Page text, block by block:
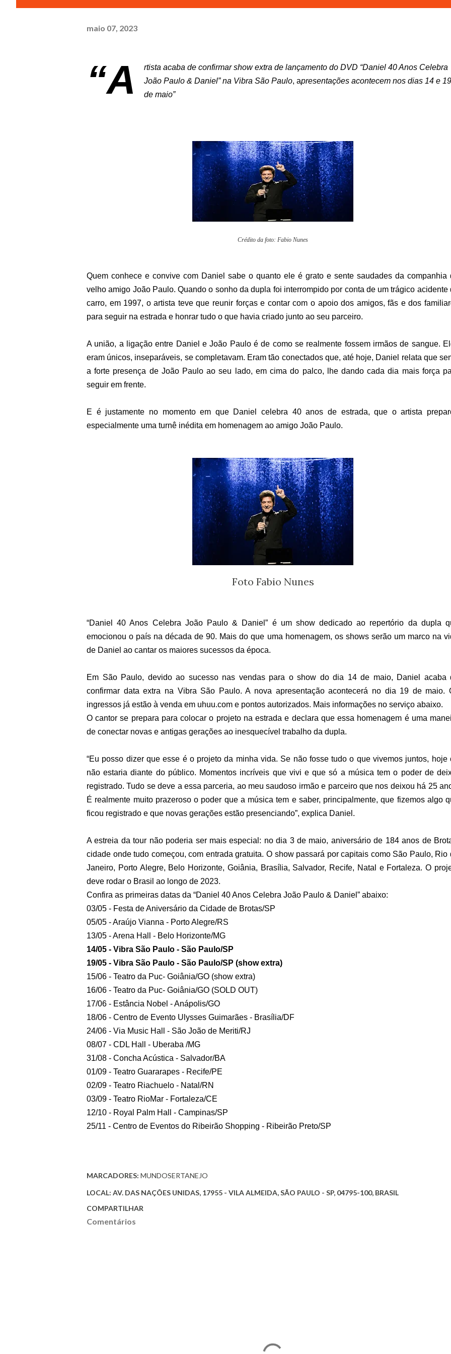
maio 07, 2023
“A
rtista acaba de confirmar show extra de lançamento do DVD “Daniel 40 Anos Celebra
João Paulo & Daniel” na Vibra São Paulo, apresentações acontecem nos dias 14 e 19
de maio”
Crédito da foto: Fabio Nunes
Quem conhece e convive com Daniel sabe o quanto ele é grato e sente saudades da companhia
velho amigo João Paulo. Quando o sonho da dupla foi interrompido por conta de um trágico acidente
carro, em 1997, o artista teve que reunir forças e contar com o apoio dos amigos, fãs e dos
para seguir na estrada e honrar tudo o que havia criado junto ao seu parceiro.
A união, a ligação entre Daniel e João Paulo é de como se realmente fossem irmãos de sangue.
eram únicos, inseparáveis, se completavam. Eram tão conectados que, até hoje, Daniel relata que
a forte presença de João Paulo ao seu lado, em cima do palco, lhe dando cada dia mais força
seguir em frente.
E é justamente no momento em que Daniel celebra 40 anos de estrada, que o artista
especialmente uma turnê inédita em homenagem ao amigo João Paulo.
Foto Fabio Nunes
“Daniel 40 Anos Celebra João Paulo & Daniel” é um show dedicado ao repertório da dupla
emocionou o país na década de 90. Mais do que uma homenagem, os shows serão um marco na
de Daniel ao cantar os maiores sucessos da época.
Em São Paulo, devido ao sucesso nas vendas para o show do dia 14 de maio, Daniel acaba
confirmar data extra na Vibra São Paulo. A nova apresentação acontecerá no dia 19 de maio.
ingressos já estão à venda em uhuu.com e pontos autorizados. Mais informações no serviço abaixo.
O cantor se prepara para colocar o projeto na estrada e declara que essa homenagem é uma
de conectar novas e antigas gerações ao inesquecível trabalho da dupla.
“Eu posso dizer que esse é o projeto da minha vida. Se não fosse tudo o que vivemos juntos, hoje
não estaria diante do público. Momentos incríveis que vivi e que só a música tem o poder de
registrado. Tudo se deve a essa parceria, ao meu saudoso irmão e parceiro que nos deixou há 25
É realmente muito prazeroso o poder que a música tem e saber, principalmente, que fizemos algo
ficou registrado e que novas gerações estão presenciando”, explica Daniel.
A estreia da tour não poderia ser mais especial: no dia 3 de maio, aniversário de 184 anos de
cidade onde tudo começou, com entrada gratuita. O show passará por capitais como São Paulo, Rio
Janeiro, Porto Alegre, Belo Horizonte, Goiânia, Brasília, Salvador, Recife, Natal e Fortaleza. O
deve rodar o Brasil ao longo de 2023.
Confira as primeiras datas da “Daniel 40 Anos Celebra João Paulo & Daniel” abaixo:
03/05 - Festa de Aniversário da Cidade de Brotas/SP
05/05 - Araújo Vianna - Porto Alegre/RS
13/05 - Arena Hall - Belo Horizonte/MG
14/05 - Vibra São Paulo - São Paulo/SP
19/05 - Vibra São Paulo - São Paulo/SP (show extra)
15/06 - Teatro da Puc- Goiânia/GO (show extra)
16/06 - Teatro da Puc- Goiânia/GO (SOLD OUT)
17/06 - Estância Nobel - Anápolis/GO
18/06 - Centro de Evento Ulysses Guimarães - Brasília/DF
24/06 - Via Music Hall - São João de Meriti/RJ
08/07 - CDL Hall - Uberaba /MG
31/08 - Concha Acústica - Salvador/BA
01/09 - Teatro Guararapes - Recife/PE
02/09 - Teatro Riachuelo - Natal/RN
03/09 - Teatro RioMar - Fortaleza/CE
12/10 - Royal Palm Hall - Campinas/SP
25/11 - Centro de Eventos do Ribeirão Shopping - Ribeirão Preto/SP
MARCADORES: MUNDOSERTANEJO
LOCAL: AV. DAS NAÇÕES UNIDAS, 17955 - VILA ALMEIDA, SÃO PAULO - SP, 04795-100, BRASIL
COMPARTILHAR
Comentários